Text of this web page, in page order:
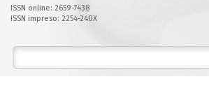
ISSN online: 2659-7438
ISSN impreso: 2254-240X